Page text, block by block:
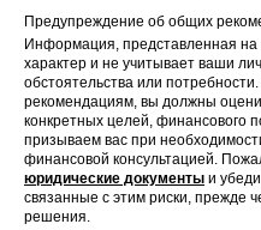
Предупреждение об общих
Информация, представленная на
характер и не учитывает ваши
обстоятельства или
рекомендациям, вы должны
конкретных целей, финансового
призываем вас при
финансовой консультацией.
юридические документы и
связанные с этим риски, прежде
решения.